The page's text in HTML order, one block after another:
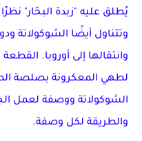
يُطلق عليه "زبدة البحّار"
وتتناول أيضًا الشوكولاتة
وانتقالها إلى أوروبا.
لطهي المعكرونة بصلصة
الشوكولاتة ووصفة لعمل
والطريقة لكل وصفة.